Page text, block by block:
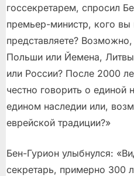
госсекретарем, спросил
премьер-министр, кого вы
представляете?
Польши или Йемена,
или России? После 2000
честно говорить о единой
едином наследии или,
еврейской традиции?»
Бен-Гурион улыбнулся:
секретарь, примерно 300